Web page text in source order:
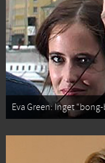
Eva Green: Inget